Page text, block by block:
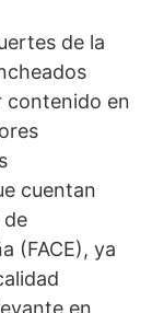
de la
contenido en
cuentan
de
(FACE), ya
en